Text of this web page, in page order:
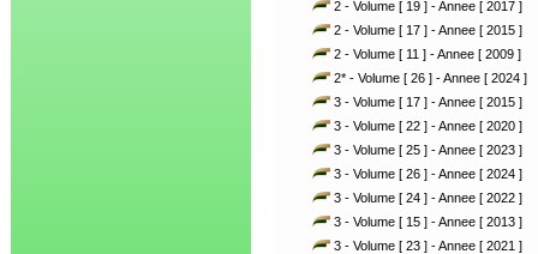
2 - Volume [ 19 ] - Annee [ 2017 ]
2 - Volume [ 17 ] - Annee [ 2015 ]
2 - Volume [ 11 ] - Annee [ 2009 ]
2* - Volume [ 26 ] - Annee [ 2024 ]
3 - Volume [ 17 ] - Annee [ 2015 ]
3 - Volume [ 22 ] - Annee [ 2020 ]
3 - Volume [ 25 ] - Annee [ 2023 ]
3 - Volume [ 26 ] - Annee [ 2024 ]
3 - Volume [ 24 ] - Annee [ 2022 ]
3 - Volume [ 15 ] - Annee [ 2013 ]
3 - Volume [ 23 ] - Annee [ 2021 ]